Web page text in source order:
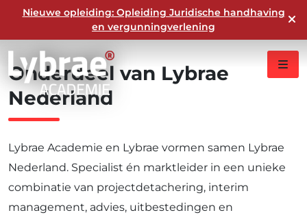
Nieuwe opleiding: Opleiding Juridische handhaving
en vergunningverlening
Onderdeel van Lybrae
Nederland
Lybrae Academie en Lybrae vormen samen Lybrae
Nederland. Specialist én marktleider in een unieke
combinatie van projectdetachering, interim
management, advies, uitbestedingen en